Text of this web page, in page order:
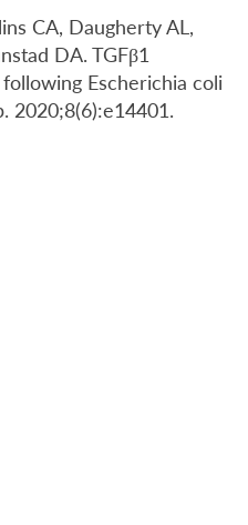
CA, Daugherty AL,
DA. TGFβ1
Escherichia coli
2020;8(6):e14401.